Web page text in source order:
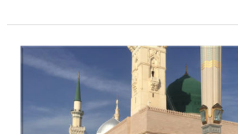
Paket
Umroh
Desember
Terlengkap